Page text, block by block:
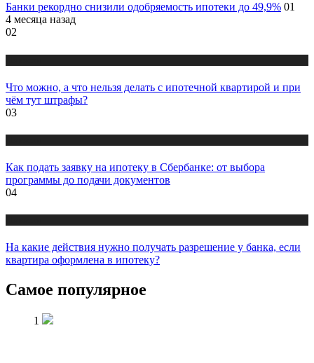
Банки рекордно снизили одобряемость ипотеки до 49,9% 01
4 месяца назад
02
Что можно, а что нельзя делать с ипотечной квартирой и при
чём тут штрафы?
03
Как подать заявку на ипотеку в Сбербанке: от выбора
программы до подачи документов
04
На какие действия нужно получать разрешение у банка, если
квартира оформлена в ипотеку?
Самое популярное
1